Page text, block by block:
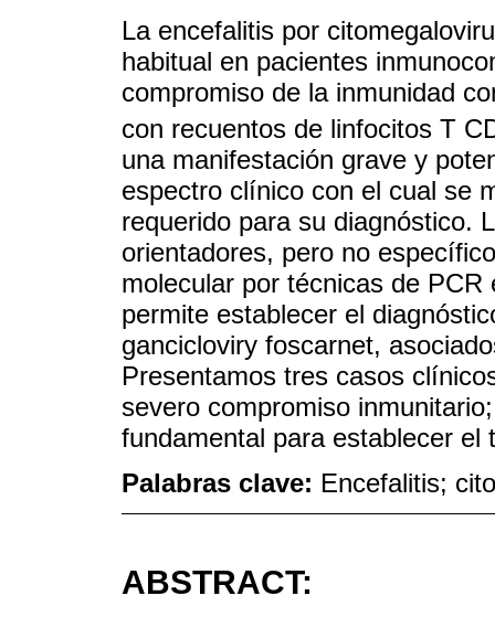
La encefalitis por
habitual en pacientes
compromiso de la inmunidad
con recuentos de linfocitos T
una manifestación grave y
espectro clínico con el cual se
requerido para su diagnóstico.
orientadores, pero no
molecular por técnicas de
permite establecer el
gancicloviry foscarnet,
Presentamos tres casos
severo compromiso
fundamental para establecer el
Palabras clave: Encefalitis;
ABSTRACT: